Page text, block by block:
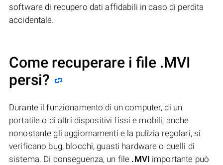
software di recupero dati affidabili in caso di perdita
accidentale.
Come recuperare i file .MVI
persi?
Durante il funzionamento di un computer, di un
portatile o di altri dispositivi fissi e mobili, anche
nonostante gli aggiornamenti e la pulizia regolari, si
verificano bug, blocchi, guasti hardware o quelli di
sistema. Di conseguenza, un file .MVI importante può